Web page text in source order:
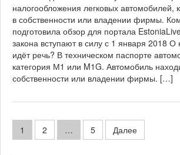
0
6
.
0
2
1
налогообложения легковых автомобилей,
в собственности или владении фирмы.
подготовила обзор для портала
закона вступают в силу с 1 января 2018
идёт речь? В техническом паспорте
категория М1 или M1G. Автомобиль
собственности или владении фирмы. […]
Н1 2 … 5 Далее